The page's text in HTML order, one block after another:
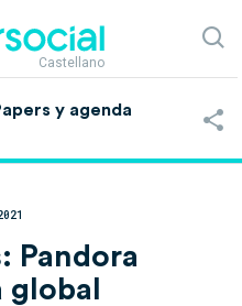
Castellano
y agenda
Pandora
global